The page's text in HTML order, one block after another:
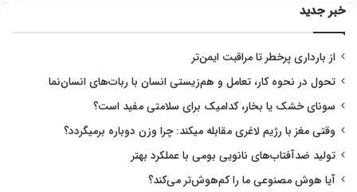
خبر جدید
از بارداری پرخطر تا مراقبت ایمن‌تر
تحول در نحوه کار، تعامل و هم‌زیستی انسان با ربات‌های انسان‌نما
سونای خشک یا بخار، کدامیک برای سلامتی مفید است؟
وقتی مغز با رژیم لاغری مقابله میکند: چرا وزن دوباره برمیگردد؟
تولید ضدآفتاب‌های نانویی بومی با عملکرد بهتر
آیا هوش مصنوعی ما را کم‌هوش‌تر می‌کند؟